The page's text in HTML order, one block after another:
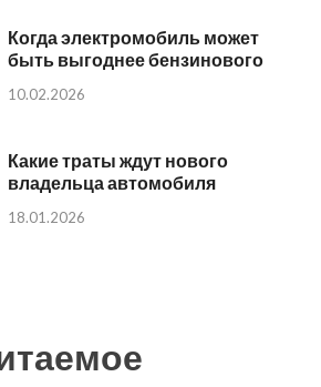
Когда электромобиль может
быть выгоднее бензинового
10.02.2026
Какие траты ждут нового
владельца автомобиля
18.01.2026